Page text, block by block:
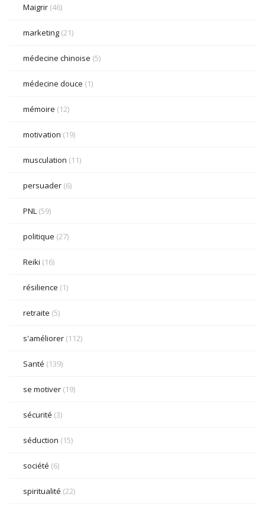
Maigrir (46)
marketing (21)
médecine chinoise (5)
médecine douce (1)
mémoire (12)
motivation (19)
musculation (11)
persuader (6)
PNL (59)
politique (27)
Reiki (16)
résilience (1)
retraite (5)
s'améliorer (112)
Santé (139)
se motiver (19)
sécurité (3)
séduction (15)
société (6)
spiritualité (22)